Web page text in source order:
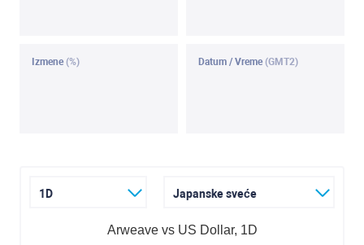
Izmene (%) Datum / Vreme (GMT2)
1D Japanske sveće
Arweave vs US Dollar, 1D